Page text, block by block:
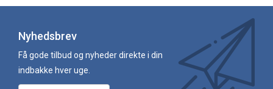
Nyhedsbrev
Få gode tilbud og nyheder direkte i din
indbakke hver uge.